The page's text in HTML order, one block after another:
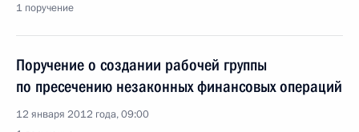
1 поручение
Поручение о создании рабочей группы
по пресечению незаконных финансовых операций
12 января 2012 года, 09:00